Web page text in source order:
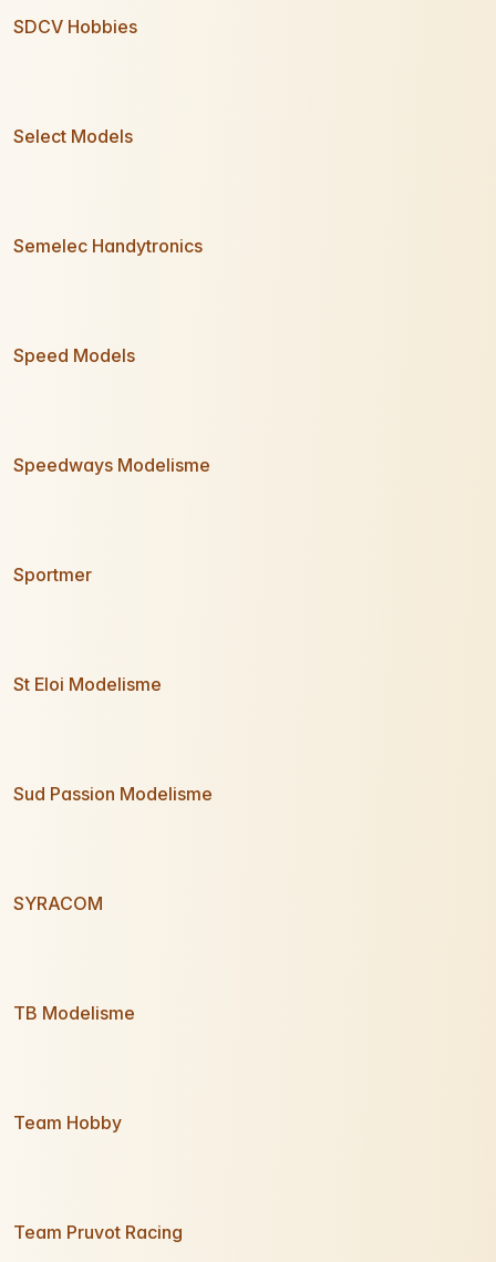
SDCV Hobbies
Select Models
Semelec Handytronics
Speed Models
Speedways Modelisme
Sportmer
St Eloi Modelisme
Sud Passion Modelisme
SYRACOM
TB Modelisme
Team Hobby
Team Pruvot Racing